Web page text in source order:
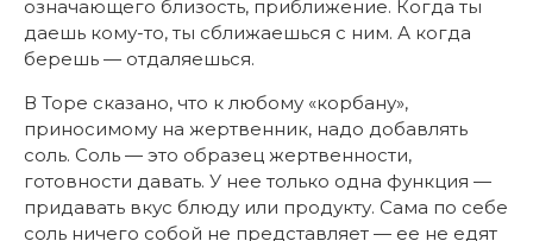
означающего близость, приближение. Когда ты
даешь кому-то, ты сближаешься с ним. А когда
берешь — отдаляешься.
В Торе сказано, что к любому «корбану»,
приносимому на жертвенник, надо добавлять
соль. Соль — это образец жертвенности,
готовности давать. У нее только одна функция —
придавать вкус блюду или продукту. Сама по себе
соль ничего собой не представляет — ее не едят